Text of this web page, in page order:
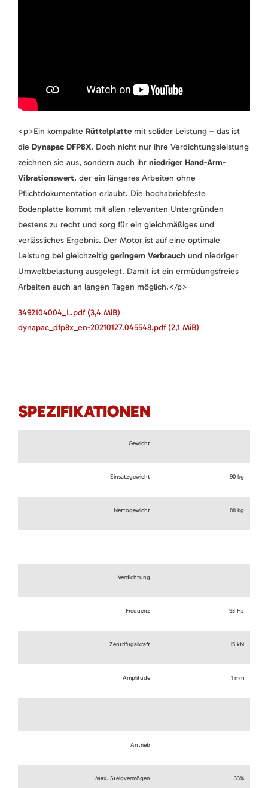
<p>Ein kompakte Rüttelplattemit solider Leistung – das ist
die Dynapac DFP8X. Doch nicht nur ihre Verdichtungsleistung
zeichnen sie aus, sondern auch ihr niedriger Hand-Arm-
Vibrationswert, der ein längeres Arbeiten ohne
Pflichtdokumentation erlaubt. Die hochabriebfeste
Bodenplatte kommt mit allen relevanten Untergründen
bestens zu recht und sorg für ein gleichmäßiges und
verlässliches Ergebnis. Der Motor ist auf eine optimale
Leistung bei gleichzeitig geringem Verbrauch und niedriger
Umweltbelastung ausgelegt. Damit ist ein ermüdungsfreies
Arbeiten auch an langen Tagen möglich.</p>
3492104004_L.pdf (3,4 MiB)
dynapac_dfp8x_en-20210127.045548.pdf (2,1 MiB)
SPEZIFIKATIONEN
Gewicht
Einsatzgewicht 90 kg
Nettogewicht 88 kg
Verdichtung
Frequenz 93 Hz
Zentrifugalkraft 15 kN
Amplitude 1 mm
Antrieb
Max. Steigvermögen 33%